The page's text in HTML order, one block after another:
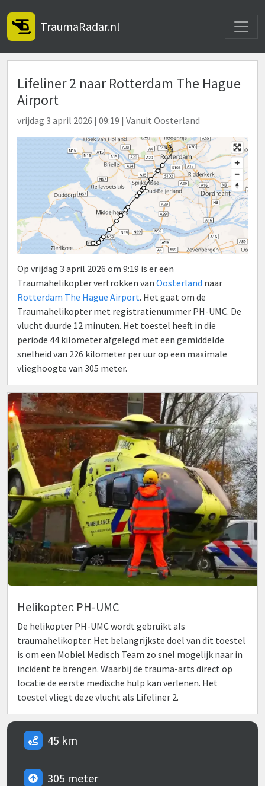
TraumaRadar.nl
Lifeliner 2 naar Rotterdam The Hague
Airport
vrijdag 3 april 2026 | 09:19 | Vanuit Oosterland
Op vrijdag 3 april 2026 om 9:19 is er een
Traumahelikopter vertrokken van Oosterland naar
Rotterdam The Hague Airport. Het gaat om de
Traumahelikopter met registratienummer PH-UMC. De
vlucht duurde 12 minuten. Het toestel heeft in die
periode 44 kilometer afgelegd met een gemiddelde
snelheid van 226 kilometer per uur op een maximale
vlieghoogte van 305 meter.
Helikopter: PH-UMC
De helikopter PH-UMC wordt gebruikt als
traumahelikopter. Het belangrijkste doel van dit toestel
is om een Mobiel Medisch Team zo snel mogelijk naar in
incident te brengen. Waarbij de trauma-arts direct op
locatie de eerste medische hulp kan verlenen. Het
toestel vliegt deze vlucht als Lifeliner 2.
45 km
305 meter